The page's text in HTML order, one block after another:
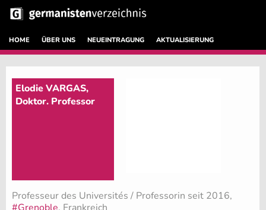
HOME ÜBER UNS NEUEINTRAGUNG AKTUALISIERUNG
Elodie VARGAS,
Doktor. Professor
Professeur des Universités / Professorin seit 2016,